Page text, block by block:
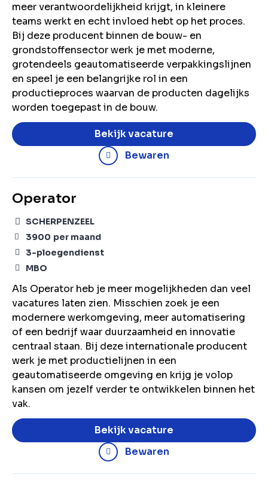
meer verantwoordelijkheid krijgt, in kleinere
teams werkt en echt invloed hebt op het proces.
Bij deze producent binnen de bouw- en
grondstoffensector werk je met moderne,
grotendeels geautomatiseerde verpakkingslijnen
en speel je een belangrijke rol in een
productieproces waarvan de producten dagelijks
worden toegepast in de bouw.
Bekijk vacature
Bewaren
Operator
SCHERPENZEEL
3900 per maand
3-ploegendienst
MBO
Als Operator heb je meer mogelijkheden dan veel
vacatures laten zien. Misschien zoek je een
modernere werkomgeving, meer automatisering
of een bedrijf waar duurzaamheid en innovatie
centraal staan. Bij deze internationale producent
werk je met productielijnen in een
geautomatiseerde omgeving en krijg je volop
kansen om jezelf verder te ontwikkelen binnen het
vak.
Bekijk vacature
Bewaren